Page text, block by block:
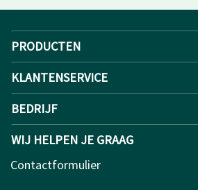
PRODUCTEN
KLANTENSERVICE
BEDRIJF
WIJ HELPEN JE GRAAG
Contactformulier